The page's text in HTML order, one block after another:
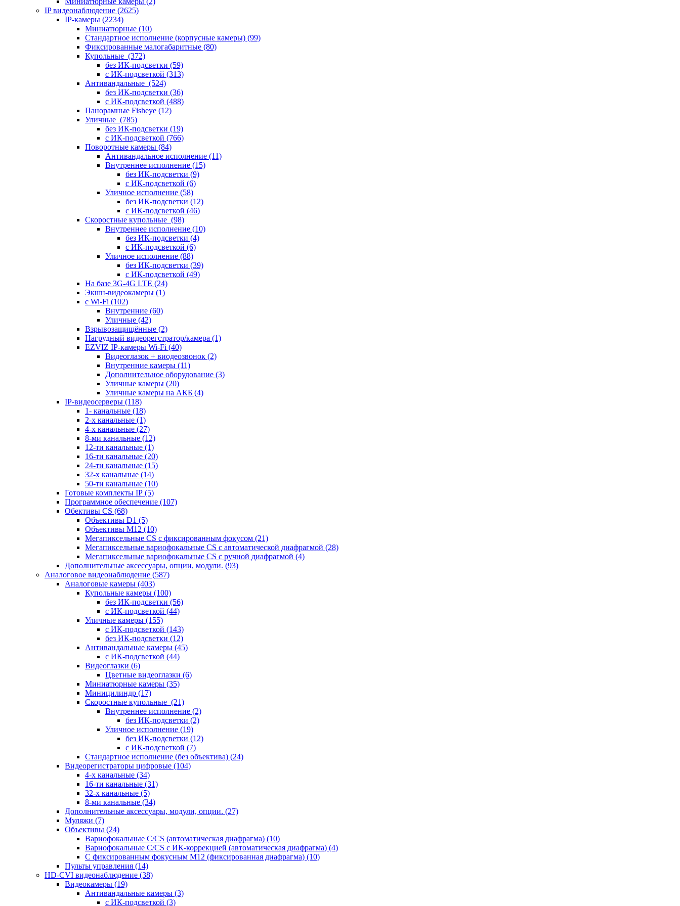
IP видеонаблюдение (2625)
IP-камеры (2234)
Миниатюрные (10)
Стандартное исполнение (корпусные камеры) (99)
Фиксированные малогабаритные (80)
Купольные (372)
без ИК-подсветки (59)
с ИК-подсветкой (313)
Антивандальные (524)
без ИК-подсветки (36)
с ИК-подсветкой (488)
Панорамные Fisheye (12)
Уличные (785)
без ИК-подсветки (19)
с ИК-подсветкой (766)
Поворотные камеры (84)
Антивандальное исполнение (11)
Внутреннее исполнение (15)
без ИК-подсветки (9)
с ИК-подсветкой (6)
Уличное исполнение (58)
без ИК-подсветки (12)
с ИК-подсветкой (46)
Скоростные купольные (98)
Внутреннее исполнение (10)
без ИК-подсветки (4)
с ИК-подсветкой (6)
Уличное исполнение (88)
без ИК-подсветки (39)
с ИК-подсветкой (49)
На базе 3G-4G LTE (24)
Экшн-видеокамеры (1)
с Wi-Fi (102)
Внутренние (60)
Уличные (42)
Взрывозащищённые (2)
Нагрудный видеорегстратор/камера (1)
EZVIZ IP-камеры Wi-Fi (40)
Видеоглазок + виодеозвонок (2)
Внутренние камеры (11)
Дополнительное оборудование (3)
Уличные камеры (20)
Уличные камеры на АКБ (4)
IP-видеосерверы (118)
1- канальные (18)
2-х канальные (1)
4-х канальные (27)
8-ми канальные (12)
12-ти канальные (1)
16-ти канальные (20)
24-ти канальные (15)
32-х канальные (14)
50-ти канальные (10)
Готовые комплекты IP (5)
Программное обеспечение (107)
Обективы CS (68)
Объективы D1 (5)
Объективы M12 (10)
Мегапиксельные CS c фиксированным фокусом (21)
Мегапиксельные вариофокальные CS c автоматической диафрагмой (28)
Мегапиксельные вариофокальные CS c ручной диафрагмой (4)
Дополнительные аксессуары, опции, модули. (93)
Аналоговое видеонаблюдение (587)
Аналоговые камеры (403)
Купольные камеры (100)
без ИК-подсветки (56)
с ИК-подсветкой (44)
Уличные камеры (155)
с ИК-подсветкой (143)
без ИК-подсветки (12)
Антивандальные камеры (45)
с ИК-подсветкой (44)
Видеоглазки (6)
Цветные видеоглазки (6)
Миниатюрные камеры (35)
Миницилиндр (17)
Скоростные купольные (21)
Внутреннее исполнение (2)
без ИК-подсветки (2)
Уличное исполнение (19)
без ИК-подсветки (12)
с ИК-подсветкой (7)
Стандартное исполнение (без объектива) (24)
Видеорегистраторы цифровые (104)
4-х канальные (34)
16-ти канальные (31)
32-х канальные (5)
8-ми канальные (34)
Дополнительные аксессуары, модули, опции. (27)
Муляжи (7)
Объективы (24)
Вариофокальные C/CS (автоматическая диафрагма) (10)
Вариофокальные C/CS с ИК-коррекцией (автоматическая диафрагма) (4)
С фиксированным фокусным М12 (фиксированная диафрагма) (10)
Пульты управления (14)
HD-CVI видеонаблюдение (38)
Видеокамеры (19)
Антивандальные камеры (3)
с ИК-подсветкой (3)